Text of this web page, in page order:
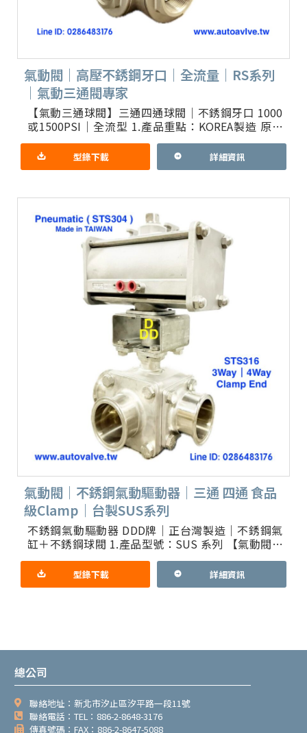
氣動閥｜高壓不銹鋼牙口｜全流量｜RS系列
｜氣動三通閥專家
【氣動三通球閥】三通四通球閥｜不銹鋼牙口 1000
或1500PSI｜全流型 1.產品重點：KOREA製造 原裝
進口 KOSAPLUS防爆型氣動驅動器 純台製三通
型錄下載 詳細資訊
氣動閥｜不銹鋼氣動驅動器｜三通 四通 食品
級Clamp｜台製SUS系列
不銹鋼氣動驅動器 DDD牌｜正台灣製造｜不銹鋼氣
缸＋不銹鋼球閥 1.產品型號：SUS 系列 【氣動閥】
各式不鏽鋼316體 Clamp 3A食品級 二通 三通 四
型錄下載 詳細資訊
總公司
聯絡地址：新北市汐止區汐平路一段11號
聯絡電話：TEL：886-2-8648-3176
傳真號碼：FAX：886-2-8647-5088